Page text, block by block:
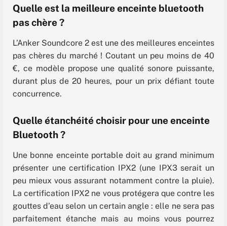
Quelle est la meilleure enceinte bluetooth
pas chère ?
L’Anker Soundcore 2 est une des meilleures enceintes
pas chères du marché ! Coutant un peu moins de 40
€, ce modèle propose une qualité sonore puissante,
durant plus de 20 heures, pour un prix défiant toute
concurrence.
Quelle étanchéité choisir pour une enceinte
Bluetooth ?
Une bonne enceinte portable doit au grand minimum
présenter une certification IPX2 (une IPX3 serait un
peu mieux vous assurant notamment contre la pluie).
La certification IPX2 ne vous protégera que contre les
gouttes d’eau selon un certain angle : elle ne sera pas
parfaitement étanche mais au moins vous pourrez